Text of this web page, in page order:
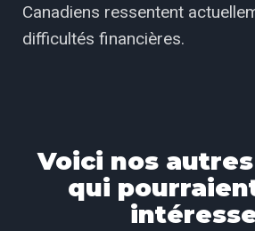
Canadiens ressentent
difficultés financières.
Voici nos
qui